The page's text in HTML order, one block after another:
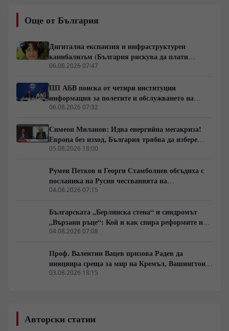
обществото“ – фазата, в която доверието към стария
модел вече е разрушено, но новият все още не се е
кризата на либералния модел, смяната на елитите,
историческите паралели с България, Франция, Русия
и Германия, както и за причините обществата
за поредните партийни битки, а за процесите, които
подготвят следващия политически цикъл.
Още от България
Дигитална експанзия и инфраструктурен
канибализъм (България рискува да плати
дигиталната трансформация на Европа с
06.08.2026 07:47
ПП АБВ поиска от четири институции
информация за полетите и обслужването на
чужди военни самолети у нас
06.08.2026 07:32
Симеон Миланов: Идва енергийна мегакриза!
Европа без изход, България трябва да избере
сама пътя си
05.08.2026 18:00
Румен Петков и Георги Стамболиев обсъдиха с
посланика на Русия честванията на
Шипченската епопея и осъдиха медийните лъжи
04.08.2026 07:15
Българската „Берлинска стена“ и синдромът
„Вързани ръце“: Кой и как спира реформите на
генерал Румен Радев?
04.08.2026 07:08
Проф. Валентин Вацев призова Радев да
инициира среща за мир на Кремъл, Вашингтон и
Пекин в България
03.08.2026 18:15
Авторски статии